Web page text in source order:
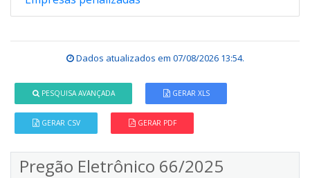
Dados atualizados em 07/08/2026 13:54.
PESQUISA AVANÇADA GERAR XLS
GERAR CSV GERAR PDF
Pregão Eletrônico 66/2025